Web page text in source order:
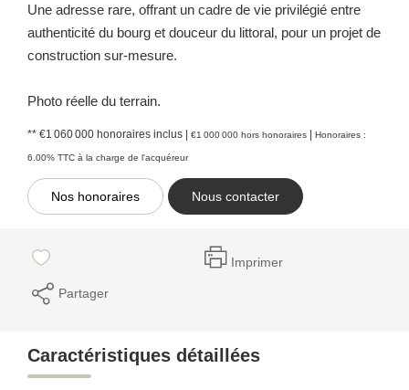
Une adresse rare, offrant un cadre de vie privilégié entre
authenticité du bourg et douceur du littoral, pour un projet de
construction sur-mesure.
Photo réelle du terrain.
** €1 060 000 honoraires inclus | €1 000 000 hors honoraires | Honoraires :
6.00% TTC à la charge de l'acquéreur
Nos honoraires Nous contacter
Imprimer
Partager
Caractéristiques détaillées